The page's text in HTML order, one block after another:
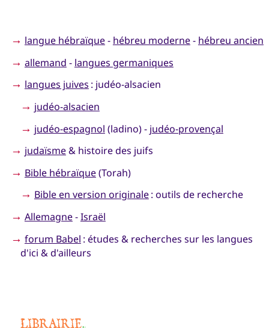
→ langue hébraïque- hébreu moderne- hébreu ancien
→ allemand - langues germaniques
→ langues juives : judéo-alsacien
→ judéo-alsacien
→ judéo-espagnol (ladino) - judéo-provençal
→ judaïsme& histoire des juifs
→ Bible hébraïque(Torah)
→ Bible en version originale: outils de recherche
→ Allemagne-Israël
→ forum Babel : études & recherches sur les langues
d'ici & d'ailleurs